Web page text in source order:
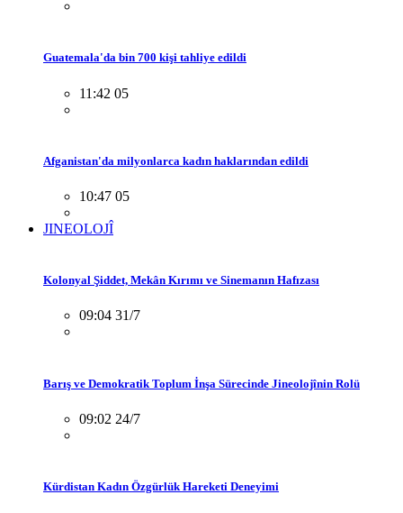
Guatemala'da bin 700 kişi tahliye edildi
11:42 05
Afganistan'da milyonlarca kadın haklarından edildi
10:47 05
JINEOLOJÎ
Kolonyal Şiddet, Mekân Kırımı ve Sinemanın Hafızası
09:04 31/7
Barış ve Demokratik Toplum İnşa Sürecinde Jineolojînin Rolü
09:02 24/7
Kürdistan Kadın Özgürlük Hareketi Deneyimi